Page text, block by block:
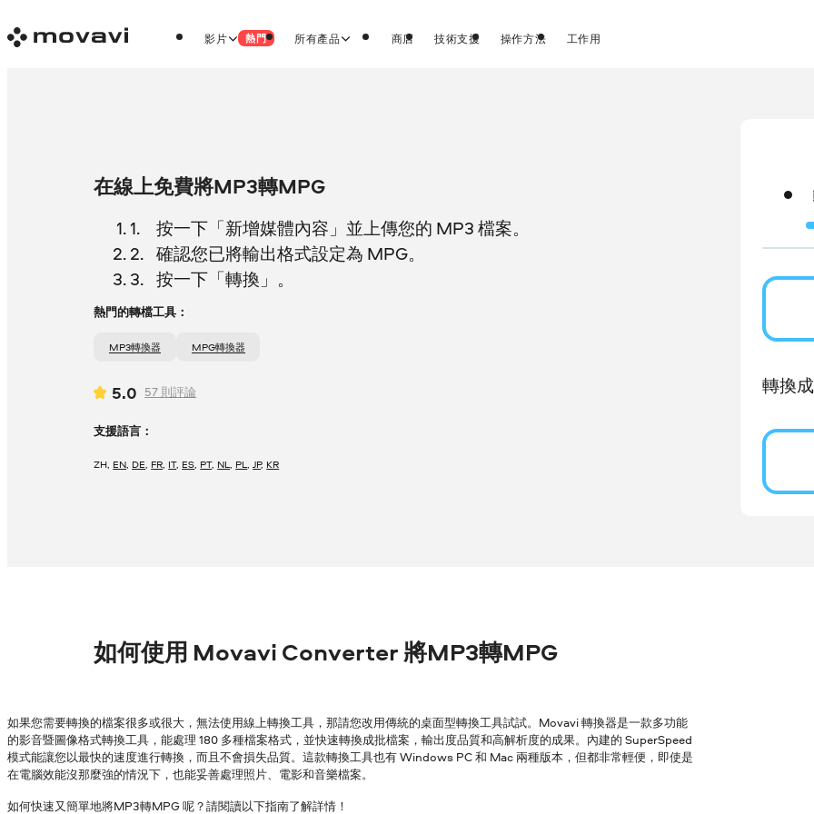
影片 熱門 所有產品 商店 技術支援 操作方法 工作用
在線上免費將MP3轉MPG
按一下「新增媒體內容」並上傳您的 MP3 檔案。
確認您已將輸出格式設定為 MPG。
按一下「轉換」。
熱門的轉檔工具：
MP3轉換器 MPG轉換器
5.0 57 則評論
支援語言：
ZH, EN, DE, FR, IT, ES, PT, NL, PL,JP, KR
轉換成
如何使用 Movavi Converter 將MP3轉MPG
如果您需要轉換的檔案很多或很大，無法使用線上轉換工具，那請您改用傳統的桌面型轉換工具試試。Movavi 轉換器是一款多功能
的影音暨圖像格式轉換工具，能處理 180 多種檔案格式，並快速轉換成批檔案，輸出度品質和高解析度的成果。內建的 SuperSpeed
模式能讓您以最快的速度進行轉換，而且不會損失品質。這款轉換工具也有 Windows PC 和 Mac 兩種版本，但都非常輕便，即使是
在電腦效能沒那麼強的情況下，也能妥善處理照片、電影和音樂檔案。
如何快速又簡單地將MP3轉MPG 呢？請閱讀以下指南了解詳情！